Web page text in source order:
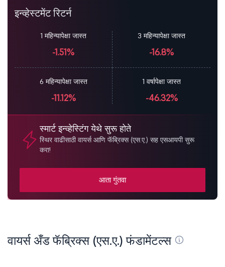
इन्व्हेस्टमेंट रिटर्न
1 महिन्यापेक्षा जास्त
-1.51%
3 महिन्यापेक्षा जास्त
-16.8%
6 महिन्यापेक्षा जास्त
-11.12%
1 वर्षापेक्षा जास्त
-46.32%
स्मार्ट इन्व्हेस्टिंग येथे सुरू होते
स्थिर वाढीसाठी वायर्स आणि फॅब्रिक्स (एस.ए.) सह एसआयपी सुरू
करा!
आता गुंतवा
वायर्स अँड फॅब्रिक्स (एस.ए.) फंडामेंटल्स